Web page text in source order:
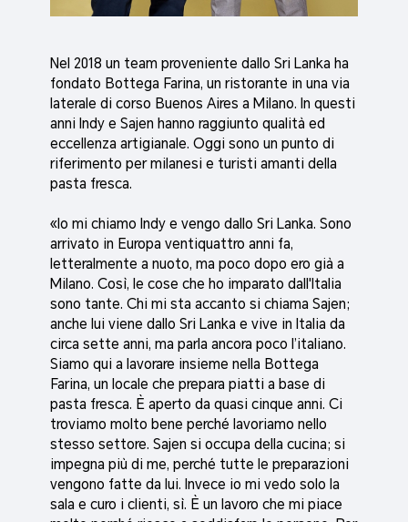
Nel 2018 un team proveniente dallo Sri Lanka ha
fondato Bottega Farina, un ristorante in una via
laterale di corso Buenos Aires a Milano. In questi
anni Indy e Sajen hanno raggiunto qualità ed
eccellenza artigianale. Oggi sono un punto di
riferimento per milanesi e turisti amanti della
pasta fresca.
«Io mi chiamo Indy e vengo dallo Sri Lanka. Sono
arrivato in Europa ventiquattro anni fa,
letteralmente a nuoto, ma poco dopo ero già a
Milano. Così, le cose che ho imparato dall'Italia
sono tante. Chi mi sta accanto si chiama Sajen;
anche lui viene dallo Sri Lanka e vive in Italia da
circa sette anni, ma parla ancora poco l’italiano.
Siamo qui a lavorare insieme nella Bottega
Farina, un locale che prepara piatti a base di
pasta fresca. È aperto da quasi cinque anni. Ci
troviamo molto bene perché lavoriamo nello
stesso settore. Sajen si occupa della cucina; si
impegna più di me, perché tutte le preparazioni
vengono fatte da lui. Invece io mi vedo solo la
sala e curo i clienti, sì. È un lavoro che mi piace